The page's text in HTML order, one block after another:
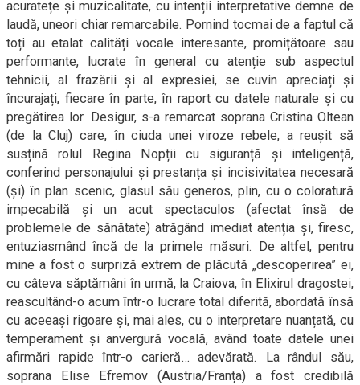
acuratețe și muzicalitate, cu intenții interpretative demne de
laudă, uneori chiar remarcabile. Pornind tocmai de a faptul că
toți au etalat calități vocale interesante, promițătoare sau
performante, lucrate în general cu atenție sub aspectul
tehnicii, al frazării și al expresiei, se cuvin apreciați și
încurajați, fiecare în parte, în raport cu datele naturale și cu
pregătirea lor. Desigur, s-a remarcat soprana Cristina Oltean
(de la Cluj) care, în ciuda unei viroze rebele, a reușit să
susțină rolul Regina Nopții cu siguranță și inteligență,
conferind personajului și prestanța și incisivitatea necesară
(și) în plan scenic, glasul său generos, plin, cu o coloratură
impecabilă și un acut spectaculos (afectat însă de
problemele de sănătate) atrăgând imediat atenția și, firesc,
entuziasmând încă de la primele măsuri. De altfel, pentru
mine a fost o surpriză extrem de plăcută „descoperirea” ei,
cu câteva săptămâni în urmă, la Craiova, în Elixirul dragostei,
reascultând-o acum într-o lucrare total diferită, abordată însă
cu aceeași rigoare și, mai ales, cu o interpretare nuanțată, cu
temperament și anvergură vocală, având toate datele unei
afirmări rapide într-o carieră… adevărată. La rândul său,
soprana Elise Efremov (Austria/Franța) a fost credibilă